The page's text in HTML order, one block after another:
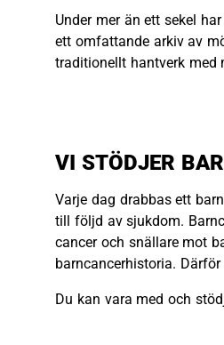
Under mer än ett sekel
ett omfattande arkiv av
traditionellt hantverk med
VI STÖDJER
Varje dag drabbas ett
till följd av sjukdom.
cancer och snällare mot
barncancerhistoria.
Du kan vara med och